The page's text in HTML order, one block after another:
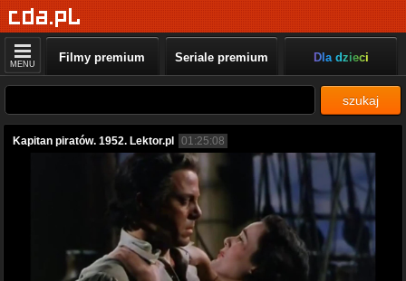
MENU Filmy premium Seriale premium Dla dzieci
szukaj
Kapitan piratów. 1952. Lektor.pl 01:25:08